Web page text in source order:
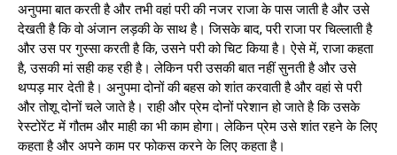
अनुपमा बात करती है और तभी वहां परी की नजर राजा के पास जाती है और उसे
देखती है कि वो अंजान लड़की के साथ है। जिसके बाद, परी राजा पर चिल्लाती है
और उस पर गुस्सा करती है कि, उसने परी को चिट किया है। ऐसे में, राजा कहता
है, उसकी मां सही कह रही है। लेकिन परी उसकी बात नहीं सुनती है और उसे
थप्पड़ मार देती है। अनुपमा दोनों की बहस को शांत करवाती है और वहां से परी
और तोशू दोनों चले जाते है। राही और प्रेम दोनों परेशान हो जाते है कि उसके
रेस्टोरेंट में गौतम और माही का भी काम होगा। लेकिन प्रेम उसे शांत रहने के लिए
कहता है और अपने काम पर फोकस करने के लिए कहता है।